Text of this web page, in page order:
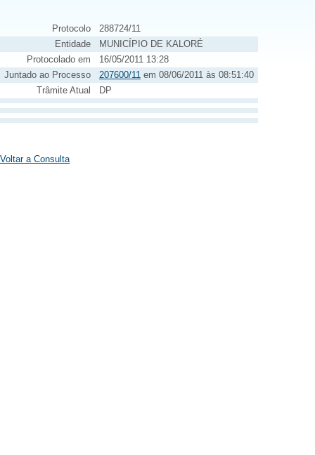
Protocolo
288724/11
Entidade
MUNICÍPIO DE KALORÉ
Protocolado em
16/05/2011 13:28
Juntado ao Processo
207600/11 em 08/06/2011 às 08:51:40
Trâmite Atual
DP
Voltar a Consulta